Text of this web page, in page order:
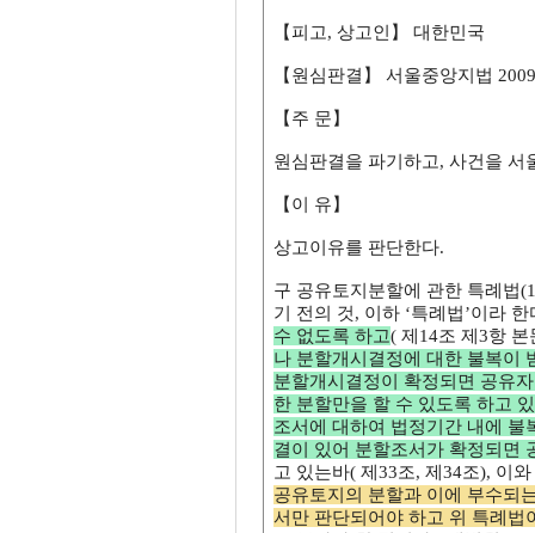
【피고, 상고인】 대한민국
【원심판결】 서울중앙지법
【주 문】
원심판결을 파기하고, 사건을 서
【이 유】
상고이유를 판단한다.
구 공유토지분할에 관한 특례법
기 전의 것, 이하 ‘특례법’이라
수 없도록 하고( 제14조 제3항
나 분할개시결정에 대한 불복이
분할개시결정이 확정되면 공유
한 분할만을 할 수 있도록 하고
조서에 대하여 법정기간 내에 불
결이 있어 분할조서가 확정되면
고 있는바( 제33조, 제34조), 이
공유토지의 분할과 이에 부수되
서만 판단되어야 하고 위 특례법